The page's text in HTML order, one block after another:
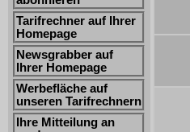
Tarifrechner auf Ihrer
Homepage
Newsgrabber auf
Ihrer Homepage
Werbefläche auf
unseren Tarifrechnern
Ihre Mitteilung an